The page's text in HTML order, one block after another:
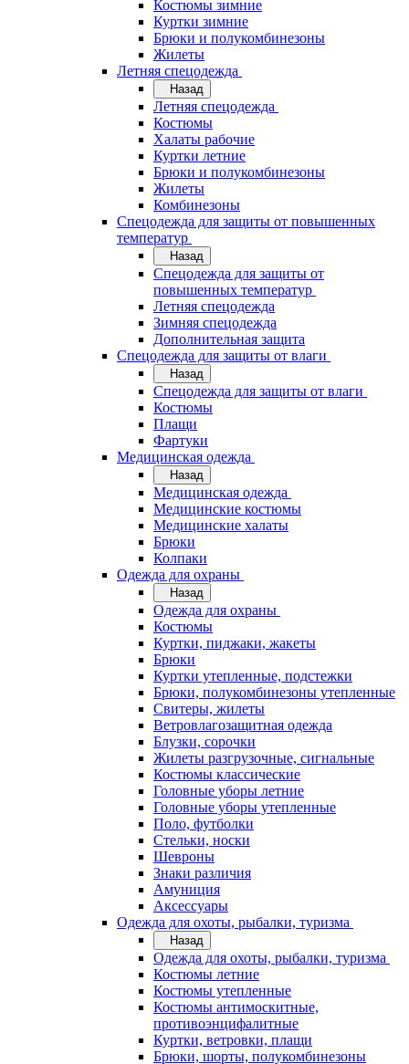
Костюмы зимние
Куртки зимние
Брюки и полукомбинезоны
Жилеты
Летняя спецодежда
Назад
Летняя спецодежда
Костюмы
Халаты рабочие
Куртки летние
Брюки и полукомбинезоны
Жилеты
Комбинезоны
Спецодежда для защиты от повышенных
температур
Назад
Спецодежда для защиты от
повышенных температур
Летняя спецодежда
Зимняя спецодежда
Дополнительная защита
Спецодежда для защиты от влаги
Назад
Спецодежда для защиты от влаги
Костюмы
Плащи
Фартуки
Медицинская одежда
Назад
Медицинская одежда
Медицинские костюмы
Медицинские халаты
Брюки
Колпаки
Одежда для охраны
Назад
Одежда для охраны
Костюмы
Куртки, пиджаки, жакеты
Брюки
Куртки утепленные, подстежки
Брюки, полукомбинезоны утепленные
Свитеры, жилеты
Ветровлагозащитная одежда
Блузки, сорочки
Жилеты разгрузочные, сигнальные
Костюмы классические
Головные уборы летние
Головные уборы утепленные
Поло, футболки
Стельки, носки
Шевроны
Знаки различия
Амуниция
Аксессуары
Одежда для охоты, рыбалки, туризма
Назад
Одежда для охоты, рыбалки, туризма
Костюмы летние
Костюмы утепленные
Костюмы антимоскитные,
противоэнцифалитные
Куртки, ветровки, плащи
Брюки, шорты, полукомбинезоны